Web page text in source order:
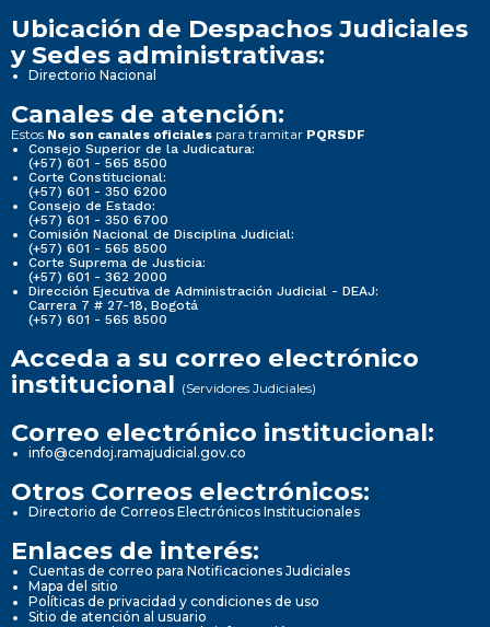
Ubicación de Despachos Judiciales
y Sedes administrativas:
Directorio Nacional
Canales de atención:
Estos No son canales oficiales para tramitar PQRSDF
Consejo Superior de la Judicatura:
(+57) 601 - 565 8500
Corte Constitucional:
(+57) 601 - 350 6200
Consejo de Estado:
(+57) 601 - 350 6700
Comisión Nacional de Disciplina Judicial:
(+57) 601 - 565 8500
Corte Suprema de Justicia:
(+57) 601 - 362 2000
Dirección Ejecutiva de Administración Judicial - DEAJ:
Carrera 7 # 27-18, Bogotá
(+57) 601 - 565 8500
Acceda a su correo electrónico
institucional (Servidores Judiciales)
Correo electrónico institucional:
info@cendoj.ramajudicial.gov.co
Otros Correos electrónicos:
Directorio de Correos Electrónicos Institucionales
Enlaces de interés:
Cuentas de correo para Notificaciones Judiciales
Mapa del sitio
Políticas de privacidad y condiciones de uso
Sitio de atención al usuario